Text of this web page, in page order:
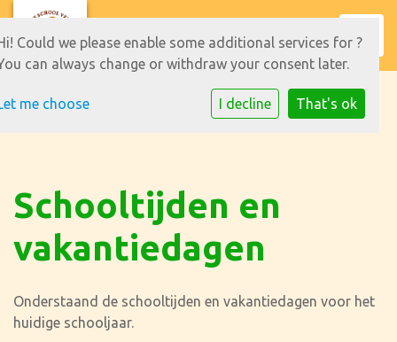
Schooltijden en
vakantiedagen
Onderstaand de schooltijden en vakantiedagen voor het
huidige schooljaar.
Could we please enable some additional services for ?
can always change or withdraw your consent later.
me choose I decline That's ok